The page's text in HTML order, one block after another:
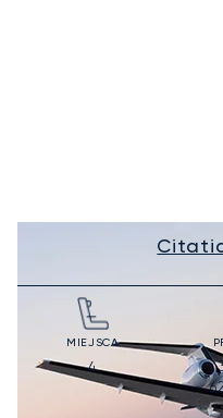
MIEJSCA
4